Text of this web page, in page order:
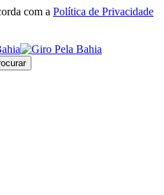
com a Política de Privacidade